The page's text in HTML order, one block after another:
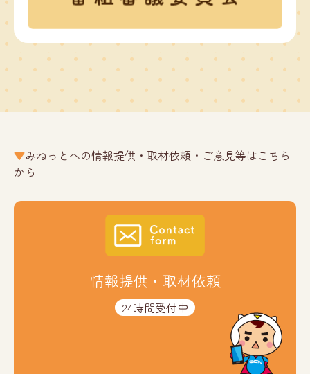
みねっとへの情報提供・取材依頼・ご意見等はこちら
から
情報提供・取材依頼
24時間受付中